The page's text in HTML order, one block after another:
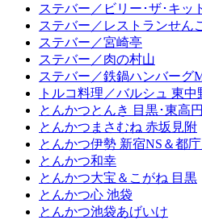
ステバー／ビリー･ザ･キッ
ステバー／レストランせん
ステバー／宮崎亭
ステバー／肉の村山
ステバー／鉄鍋ハンバーグ
トルコ料理／バルシュ 東中
とんかつとんき 目黒･東高
とんかつまさむね 赤坂見附
とんかつ伊勢 新宿NS＆都
とんかつ和幸
とんかつ大宝＆こがね 目黒
とんかつ心 池袋
とんかつ池袋あげいけ